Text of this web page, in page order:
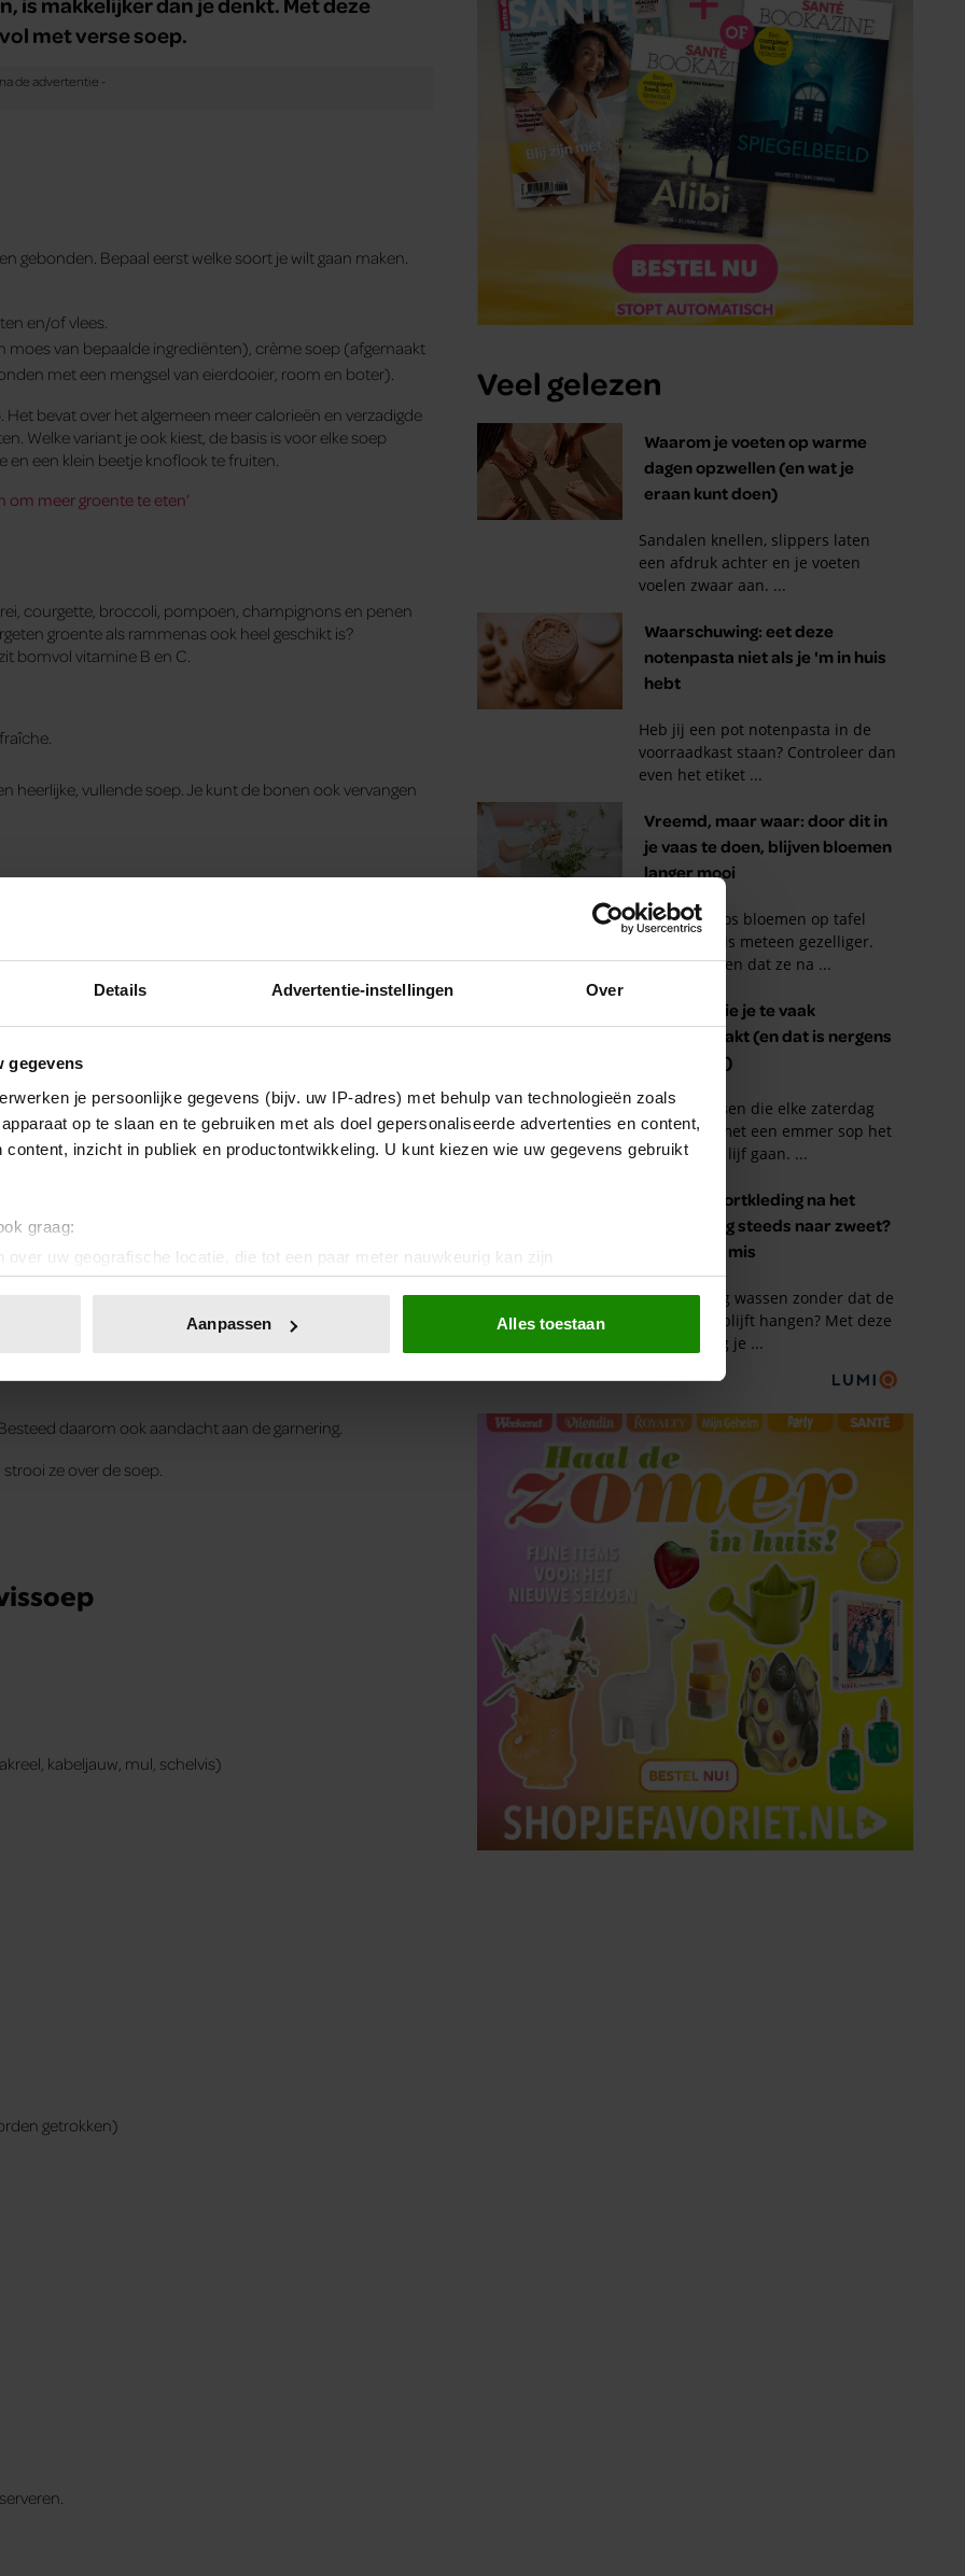
Details Advertentie-instellingen Over
gegevens
je persoonlijke gegevens (bijv. uw IP-adres) met behulp van technologieën zoals
op te slaan en te gebruiken met als doel gepersonaliseerde advertenties en content,
content, inzicht in publiek en productontwikkeling. U kunt kiezen wie uw gegevens gebruikt
graag:
over uw geografische locatie, die tot een paar meter nauwkeurig kan zijn
door het actief te scannen op specifieke eigenschappen (fingerprinting)
of intrekken in de Cookieverklaring.
Ook delen we informatie over uw gebruik van onze site met onze partners voor social
Deze partners kunnen deze gegevens combineren met andere informatie die u aan ze heeft
op basis van uw gebruik van hun services. U gaat akkoord met onze cookies als u
Aanpassen Alles toestaan
met verse soep.
gebonden. Bepaal eerst welke soort je wilt gaan maken.
en/of vlees.
moes van bepaalde ingrediënten), crème soep (afgemaakt
met een mengsel van eierdooier, room en boter).
bevat over het algemeen meer calorieën en verzadigde
Welke variant je ook kiest, de basis is voor elke soep
en een klein beetje knoflook te fruiten.
om meer groente te eten’
courgette, broccoli, pompoen, champignons en penen
groente als rammenas ook heel geschikt is?
bomvol vitamine B en C.
heerlijke, vullende soep. Je kunt de bonen ook vervangen
een booster toevoegen. Wil je een dikkere soep? Dan kun
of quinoa geeft je soep meer bite en zorgt ervoor dat je
je soep. Het staat leuk ter garnering en is heel gezond.
kwaad, maar kies ook eens voor een meer uitgesproken
toe. Saffraan geeft een rijke en warme smaak.
Dat proeft net even anders.
vissoepje.
daarom ook aandacht aan de garnering.
ze over de soep.
kabeljauw, mul, schelvis)
getrokken)